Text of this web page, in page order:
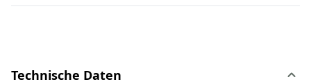
Technische Daten